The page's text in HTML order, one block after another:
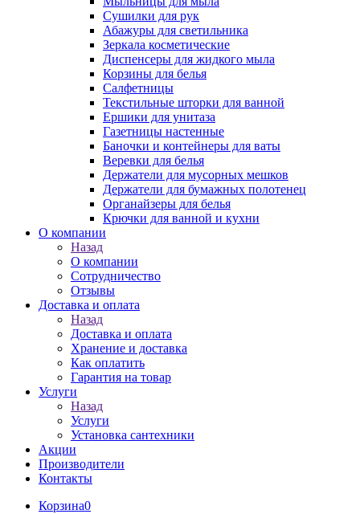
Сушилки для рук
Абажуры для светильника
Зеркала косметические
Диспенсеры для жидкого мыла
Корзины для белья
Салфетницы
Текстильные шторки для ванной
Ершики для унитаза
Газетницы настенные
Баночки и контейнеры для ваты
Веревки для белья
Держатели для мусорных мешков
Держатели для бумажных полотенец
Органайзеры для белья
Крючки для ванной и кухни
О компании
Назад
О компании
Сотрудничество
Отзывы
Доставка и оплата
Назад
Доставка и оплата
Хранение и доставка
Как оплатить
Гарантия на товар
Услуги
Назад
Услуги
Установка сантехники
Акции
Производители
Контакты
Корзина0